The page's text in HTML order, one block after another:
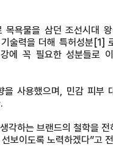
욕물을 삼던 조선시대
술력을 더해 특허성분 [1]
꼭 필요한 성분들로
사용했으며, 민감 피부
각하는 브랜드의 철학을 전
보이도록 노력하겠다”고